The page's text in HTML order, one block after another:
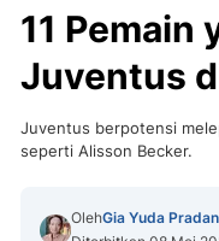
11 Pemain
Juventus
Juventus berpotensi
seperti Alisson Becker.
OlehGia Yuda